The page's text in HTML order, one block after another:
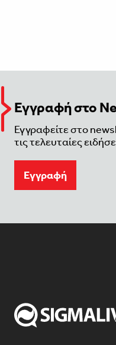
Εγγραφή στο
Εγγραφείτε στο
τις τελευταίες
Eγγραφή